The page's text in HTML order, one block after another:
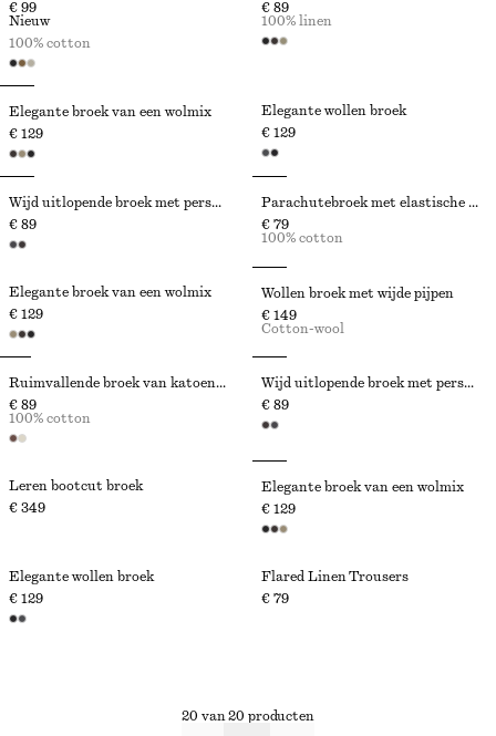
€ 99
Nieuw
100% cotton
€ 89
100% linen
Elegante broek van een wolmix
€ 129
Elegante wollen broek
€ 129
Wijd uitlopende broek met persvouwen
€ 89
Parachutebroek met elastische taille
€ 79
100% cotton
Elegante broek van een wolmix
€ 129
Wollen broek met wijde pijpen
€ 149
Cotton-wool
Ruimvallende broek van katoen met wijde pijpen
€ 89
100% cotton
Wijd uitlopende broek met persvouwen
€ 89
Leren bootcut broek
€ 349
Elegante broek van een wolmix
€ 129
Elegante wollen broek
€ 129
Flared Linen Trousers
€ 79
20 van 20 producten